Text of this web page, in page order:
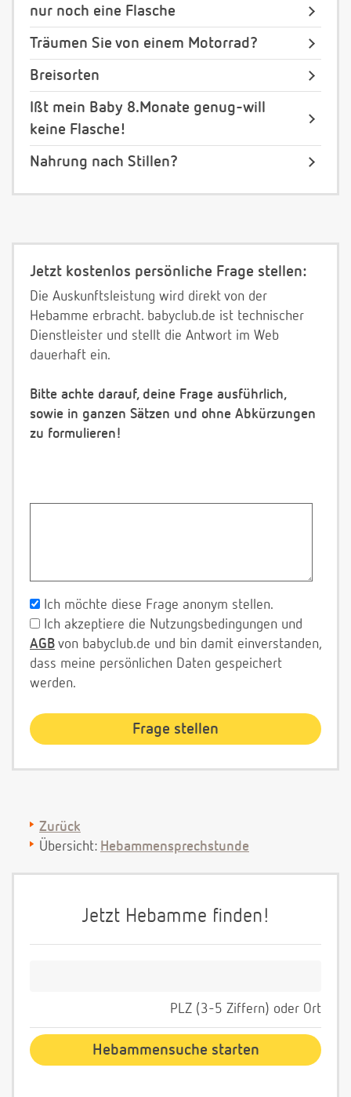
nur noch eine Flasche
Träumen Sie von einem Motorrad?
Breisorten
Ißt mein Baby 8.Monate genug-will
keine Flasche!
Nahrung nach Stillen?
Jetzt kostenlos persönliche Frage stellen:
Die Auskunftsleistung wird direkt von der
Hebamme erbracht. babyclub.de ist technischer
Dienstleister und stellt die Antwort im Web
dauerhaft ein.
Bitte achte darauf, deine Frage ausführlich,
sowie in ganzen Sätzen und ohne Abkürzungen
zu formulieren!
Ich möchte diese Frage anonym stellen.
Ich akzeptiere die Nutzungsbedingungen und
AGB von babyclub.de und bin damit einverstanden,
dass meine persönlichen Daten gespeichert
werden.
Zurück
Übersicht: Hebammensprechstunde
Jetzt Hebamme finden!
PLZ (3-5 Ziffern) oder Ort